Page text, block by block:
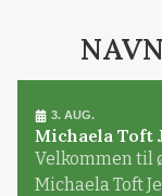
3. AUG.
Michaela Toft
Velkommen til
Michaela Toft